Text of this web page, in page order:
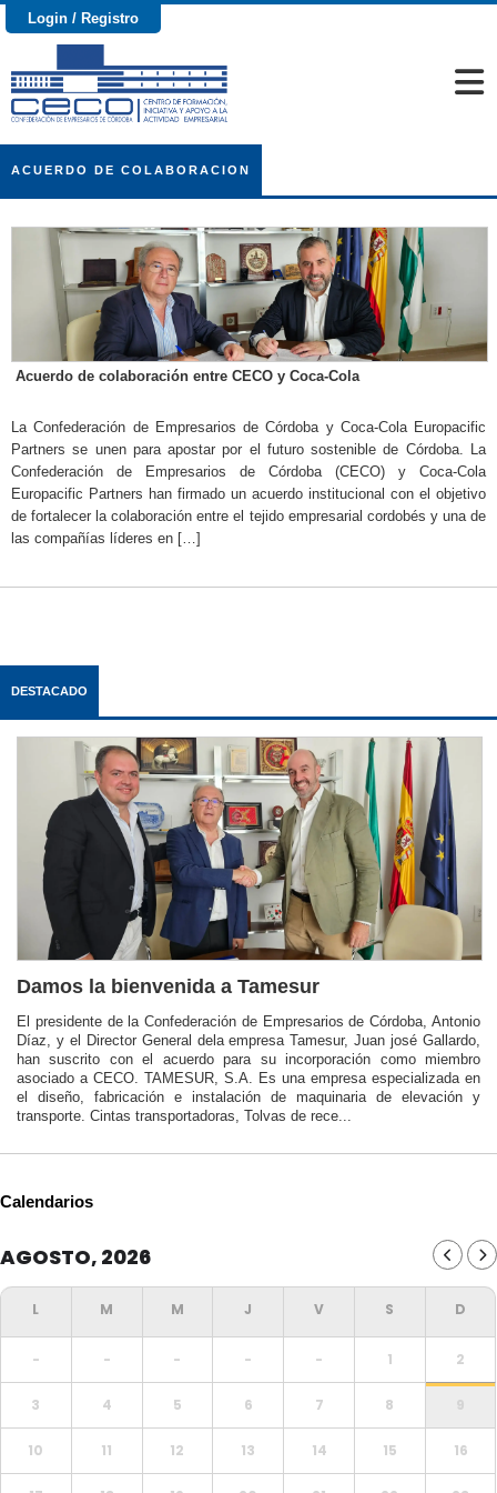
Login / Registro
ACUERDO DE COLABORACION
Acuerdo de colaboración entre CECO y Coca-Cola
La Confederación de Empresarios de Córdoba y Coca-Cola Europacific
Partners se unen para apostar por el futuro sostenible de Córdoba. La
Confederación de Empresarios de Córdoba (CECO) y Coca-Cola
Europacific Partners han firmado un acuerdo institucional con el objetivo
de fortalecer la colaboración entre el tejido empresarial cordobés y una de
las compañías líderes en […]
DESTACADO
Damos la bienvenida a Tamesur
El presidente de la Confederación de Empresarios de Córdoba, Antonio
Díaz, y el Director General dela empresa Tamesur, Juan josé Gallardo,
han suscrito con el acuerdo para su incorporación como miembro
asociado a CECO. TAMESUR, S.A. Es una empresa especializada en
el diseño, fabricación e instalación de maquinaria de elevación y
transporte. Cintas transportadoras, Tolvas de rece...
Calendarios
AGOSTO, 2026
- - - - - 1 2
3 4 5 6 7 8 9
10 11 12 13 14 15 16